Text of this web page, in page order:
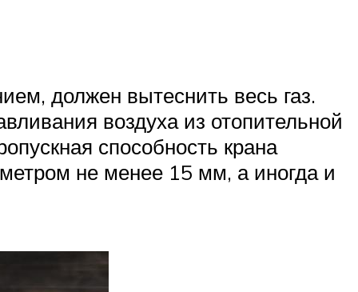
должен вытеснить весь газ.
воздуха из отопительной
способность крана
не менее 15 мм, а иногда и